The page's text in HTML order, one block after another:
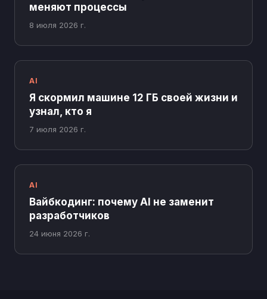
меняют процессы
8 июля 2026 г.
AI
Я скормил машине 12 ГБ своей жизни и
узнал, кто я
7 июля 2026 г.
AI
Вайбкодинг: почему AI не заменит
разработчиков
24 июня 2026 г.